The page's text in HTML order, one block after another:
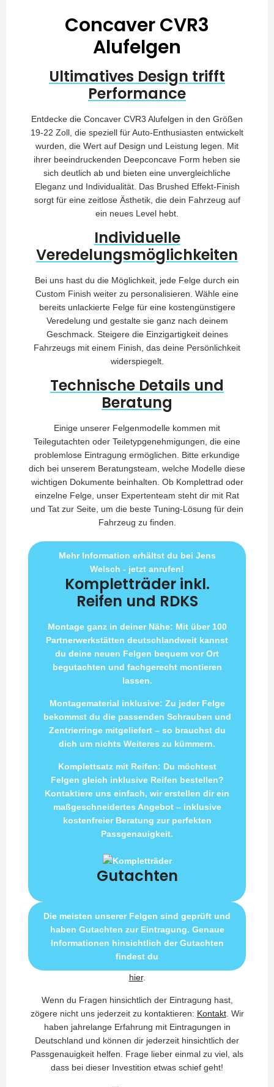
Concaver CVR3
Alufelgen
Ultimatives Design trifft
Performance
Entdecke die Concaver CVR3 Alufelgen in den Größen
19-22 Zoll, die speziell für Auto-Enthusiasten entwickelt
wurden, die Wert auf Design und Leistung legen. Mit
ihrer beeindruckenden Deepconcave Form heben sie
sich deutlich ab und bieten eine unvergleichliche
Eleganz und Individualität. Das Brushed Effekt-Finish
sorgt für eine zeitlose Ästhetik, die dein Fahrzeug auf
ein neues Level hebt.
Individuelle
Veredelungsmöglichkeiten
Bei uns hast du die Möglichkeit, jede Felge durch ein
Custom Finish weiter zu personalisieren. Wähle eine
bereits unlackierte Felge für eine kostengünstigere
Veredelung und gestalte sie ganz nach deinem
Geschmack. Steigere die Einzigartigkeit deines
Fahrzeugs mit einem Finish, das deine Persönlichkeit
widerspiegelt.
Technische Details und
Beratung
Einige unserer Felgenmodelle kommen mit
Teilegutachten oder Teiletypgenehmigungen, die eine
problemlose Eintragung ermöglichen. Bitte erkundige
dich bei unserem Beratungsteam, welche Modelle diese
wichtigen Dokumente beinhalten. Ob Komplettrad oder
einzelne Felge, unser Expertenteam steht dir mit Rat
und Tat zur Seite, um die beste Tuning-Lösung für dein
Fahrzeug zu finden.
Mehr Information erhältst du bei Jens
Welsch - jetzt anrufen!
Kompletträder inkl.
Reifen und RDKS
Montage ganz in deiner Nähe: Mit über 100
Partnerwerkstätten deutschlandweit kannst
du deine neuen Felgen bequem vor Ort
begutachten und fachgerecht montieren
lassen.
Montagematerial inklusive: Zu jeder Felge
bekommst du die passenden Schrauben und
Zentrierringe mitgeliefert – so brauchst du
dich um nichts Weiteres zu kümmern.
Komplettsatz mit Reifen: Du möchtest
Felgen gleich inklusive Reifen bestellen?
Kontaktiere uns einfach, wir erstellen dir ein
maßgeschneidertes Angebot – inklusive
kostenfreier Beratung zur perfekten
Passgenauigkeit.
Gutachten
Die meisten unserer Felgen sind geprüft und
haben Gutachten zur Eintragung. Genaue
Informationen hinsichtlich der Gutachten
findest du
hier.
Wenn du Fragen hinsichtlich der Eintragung hast,
zögere nicht uns jederzeit zu kontaktieren: Kontakt. Wir
haben jahrelange Erfahrung mit Eintragungen in
Deutschland und können dir jederzeit hinsichtlich der
Passgenauigkeit helfen. Frage lieber einmal zu viel, als
dass bei dieser Investition etwas schief geht!